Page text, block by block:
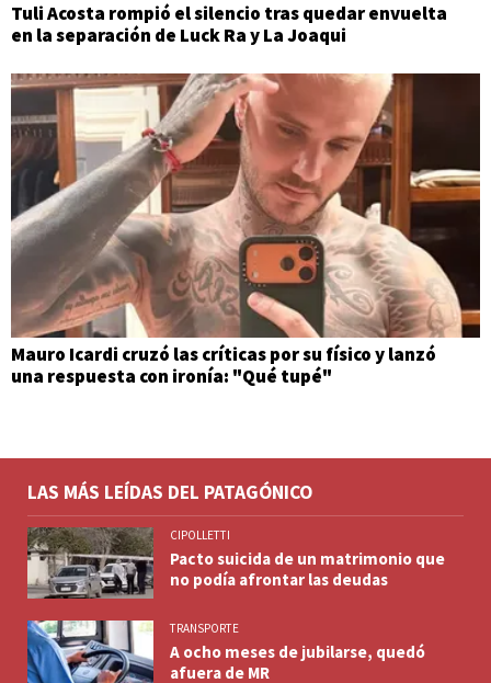
Tuli Acosta rompió el silencio tras quedar envuelta
en la separación de Luck Ra y La Joaqui
Mauro Icardi cruzó las críticas por su físico y lanzó
una respuesta con ironía: "Qué tupé"
LAS MÁS LEÍDAS DEL PATAGÓNICO
CIPOLLETTI
Pacto suicida de un matrimonio que
no podía afrontar las deudas
TRANSPORTE
A ocho meses de jubilarse, quedó
afuera de MR